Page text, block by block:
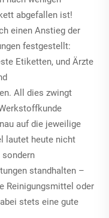
abgefallen ist!
einen Anstieg der
festgestellt:
Etiketten, und Ärzte
All dies zwingt
auf die jeweilige
lautet heute nicht
sondern
standhalten –
Reinigungsmittel oder
stets eine gute